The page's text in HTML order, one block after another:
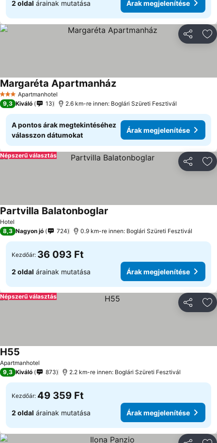
2 oldal árainak mutatása Árak megjelenítése
3 KategóriaApartmanhotel
Margaréta Apartmanház
9,3 Kiváló 13 2.6 km-re innen: Boglári Szüreti Fesztivál
A pontos árak megtekintéséhez
válasszon dátumokat
Árak megjelenítése
Népszerű választás
Hotel
Partvilla Balatonboglar
8,3 Nagyon jó 724 0.9 km-re innen: Boglári Szüreti Fesztivál
Kezdőár: 36 093 Ft
2 oldal árainak mutatása Árak megjelenítése
Népszerű választás
Apartmanhotel
H55
9,3 Kiváló 873 2.2 km-re innen: Boglári Szüreti Fesztivál
Kezdőár: 49 359 Ft
2 oldal árainak mutatása Árak megjelenítése